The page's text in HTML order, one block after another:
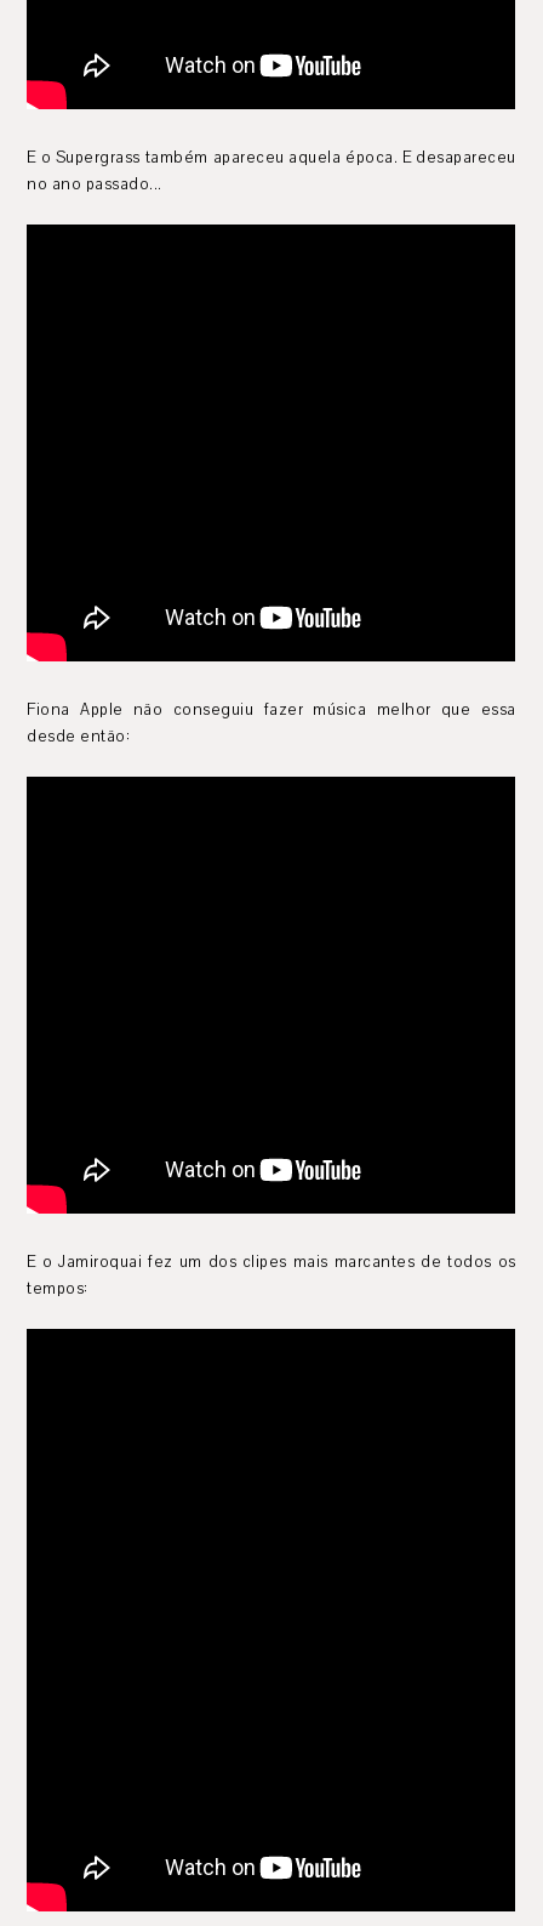
E o Supergrass também apareceu aquela época. E desapareceu
no ano passado...
Fiona Apple não conseguiu fazer música melhor que essa
desde então:
E o Jamiroquai fez um dos clipes mais marcantes de todos os
tempos: